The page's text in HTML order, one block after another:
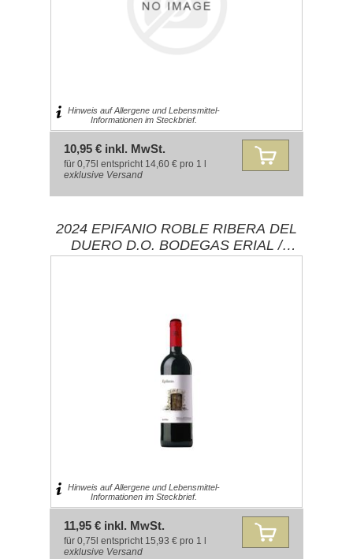
Hinweis auf Allergene und Lebensmittel-
Informationen im Steckbrief.
10,95 € inkl. MwSt.
für 0,75l entspricht 14,60 € pro 1 l
exklusive Versand
2024 EPIFANIO ROBLE RIBERA DEL
DUERO D.O. BODEGAS ERIAL /
PEQUERA
Hinweis auf Allergene und Lebensmittel-
Informationen im Steckbrief.
11,95 € inkl. MwSt.
für 0,75l entspricht 15,93 € pro 1 l
exklusive Versand